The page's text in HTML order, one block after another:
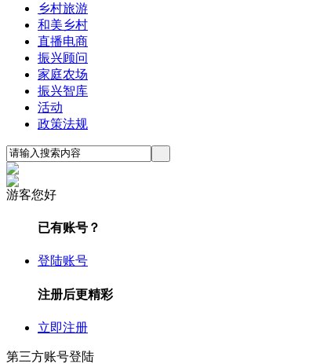
乡村旅游
和美乡村
直播电商
振兴顾问
家庭农场
振兴智库
活动
政策法规
游客您好
已有账号？
登陆账号
注册后更精彩
立即注册
第三方账号登陆